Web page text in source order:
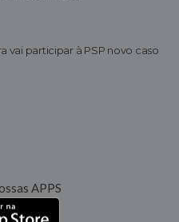
vai participar à PSP novo caso
APPS